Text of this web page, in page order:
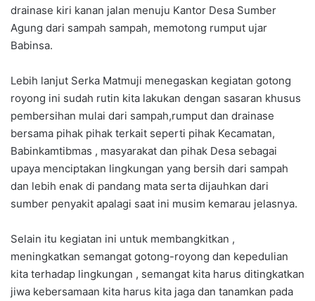
drainase kiri kanan jalan menuju Kantor Desa Sumber
Agung dari sampah sampah, memotong rumput ujar
Babinsa.
Lebih lanjut Serka Matmuji menegaskan kegiatan gotong
royong ini sudah rutin kita lakukan dengan sasaran khusus
pembersihan mulai dari sampah,rumput dan drainase
bersama pihak pihak terkait seperti pihak Kecamatan,
Babinkamtibmas , masyarakat dan pihak Desa sebagai
upaya menciptakan lingkungan yang bersih dari sampah
dan lebih enak di pandang mata serta dijauhkan dari
sumber penyakit apalagi saat ini musim kemarau jelasnya.
Selain itu kegiatan ini untuk membangkitkan ,
meningkatkan semangat gotong-royong dan kepedulian
kita terhadap lingkungan , semangat kita harus ditingkatkan
jiwa kebersamaan kita harus kita jaga dan tanamkan pada